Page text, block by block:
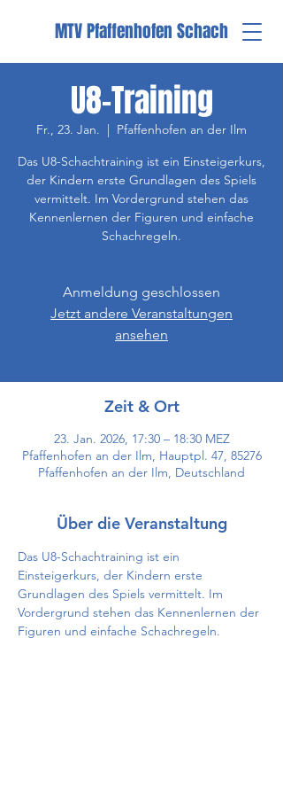
MTV Pfaffenhofen Schach
U8-Training
Fr., 23. Jan.
  |
Pfaffenhofen an der Ilm
Das U8-Schachtraining ist ein Einsteigerkurs,
der Kindern erste Grundlagen des Spiels
vermittelt. Im Vordergrund stehen das
Kennenlernen der Figuren und einfache
Schachregeln.
Anmeldung geschlossen
Jetzt andere Veranstaltungen
ansehen
Zeit & Ort
23. Jan. 2026, 17:30 – 18:30 MEZ
Pfaffenhofen an der Ilm, Hauptpl. 47, 85276
Pfaffenhofen an der Ilm, Deutschland
Über die Veranstaltung
Das U8-Schachtraining ist ein
Einsteigerkurs, der Kindern erste
Grundlagen des Spiels vermittelt. Im
Vordergrund stehen das Kennenlernen der
Figuren und einfache Schachregeln.